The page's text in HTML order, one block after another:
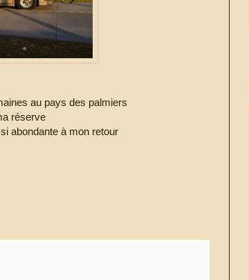
au pays des palmiers
réserve
abondante à mon retour